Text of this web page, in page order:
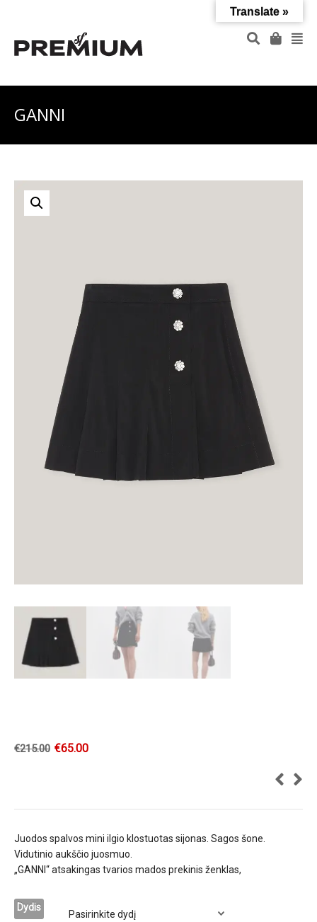
GANNI
€215.00 €65.00
Juodos spalvos mini ilgio klostuotas sijonas. Sagos šone.
Vidutinio aukščio juosmuo.
„GANNI“ atsakingas tvarios mados prekinis ženklas,
Dydis
Translate »